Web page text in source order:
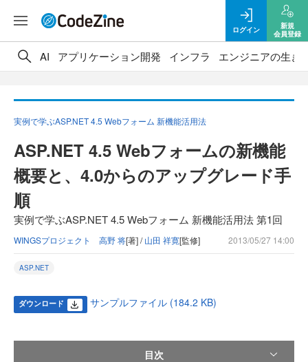
ログイン
新規
会員登録
AI アプリケーション開発 インフラ エンジニアの生き
実例で学ぶASP.NET 4.5 Webフォーム 新機能活用法
ASP.NET 4.5 Webフォームの新機能
概要と、4.0からのアップグレード手
順
実例で学ぶASP.NET 4.5 Webフォーム 新機能活用法 第1回
WINGSプロジェクト 高野 将[著] /山田 祥寛[監修] 2013/05/27 14:00
ASP.NET
ダウンロード サンプルファイル (184.2 KB)
目次